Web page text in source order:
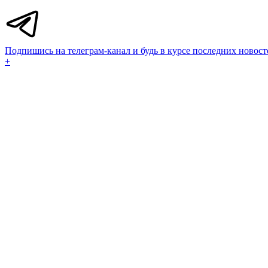
Подпишись на телеграм-канал и будь в курсе последних
+